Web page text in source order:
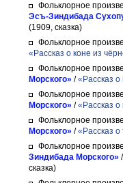
Фольклорное
Эсъ-Зиндибада
(1909, сказка)
Фольклорное
«Рассказ о коне из
Фольклорное
Морского» /«Рассказ
Фольклорное
Морского» /«Рассказ
Фольклорное
Морского» /«Рассказ
Фольклорное
Зиндибада Морского» /
сказка)